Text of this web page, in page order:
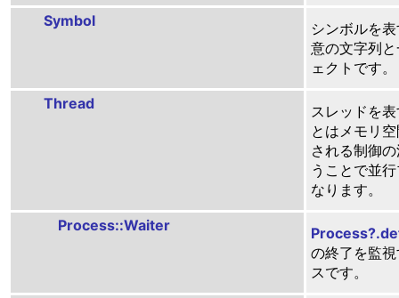
Symbol
シンボルを
意の文字列
ェクトです。
Thread
スレッドを
とはメモリ
される制御
うことで並
なります。
Process::Waiter
の終了を監
スです。